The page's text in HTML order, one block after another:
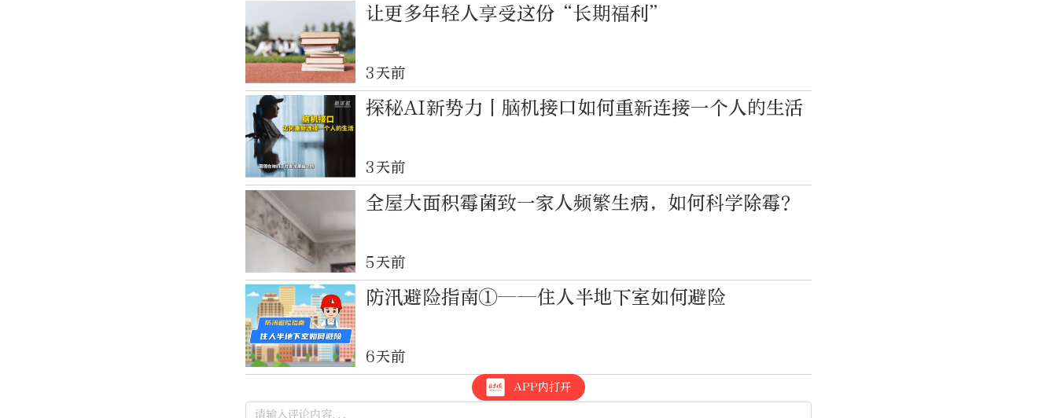
让更多年轻人享受这份“长期福利”
3天前
探秘AI新势力丨脑机接口如何重新连接一个人的生活
3天前
全屋大面积霉菌致一家人频繁生病，如何科学除霉？
5天前
防汛避险指南①——住人半地下室如何避险
6天前
APP内打开